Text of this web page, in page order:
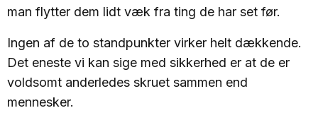
man flytter dem lidt væk fra ting de har set før.
Ingen af de to standpunkter virker helt dækkende.
Det eneste vi kan sige med sikkerhed er at de er
voldsomt anderledes skruet sammen end
mennesker.